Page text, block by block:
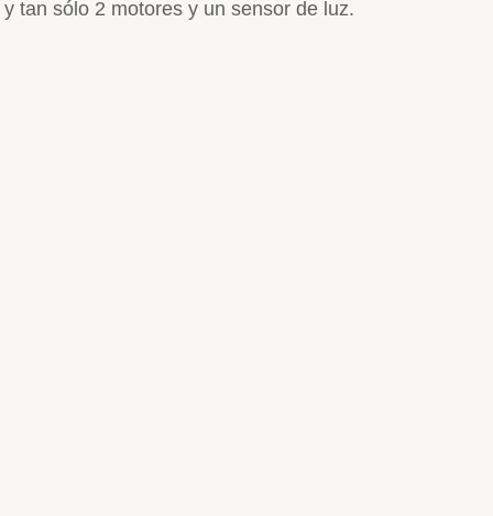
tan sólo 2 motores y un sensor de luz.